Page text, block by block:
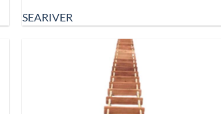
SEARIVER